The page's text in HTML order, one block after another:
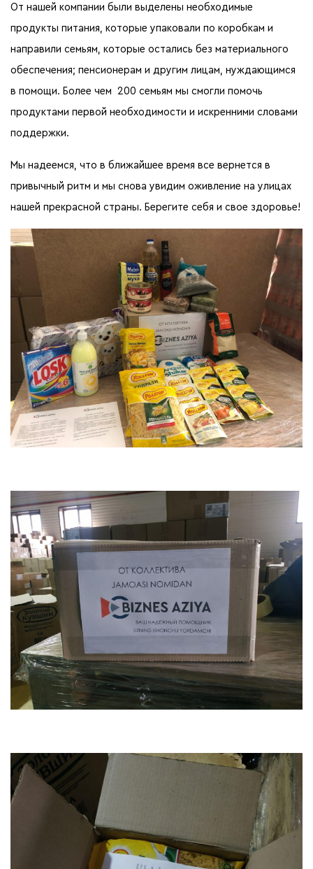
От нашей компании были выделены необходимые
продукты питания, которые упаковали по коробкам и
направили семьям, которые остались без материального
обеспечения; пенсионерам и другим лицам, нуждающимся
в помощи. Более чем 200 семьям мы смогли помочь
продуктами первой необходимости и искренними словами
поддержки.
Мы надеемся, что в ближайшее время все вернется в
привычный ритм и мы снова увидим оживление на улицах
нашей прекрасной страны. Берегите себя и свое здоровье!